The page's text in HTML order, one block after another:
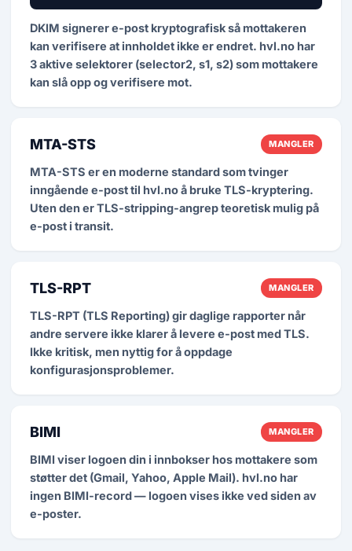
DKIM signerer e-post kryptografisk så mottakeren
kan verifisere at innholdet ikke er endret. hvl.no har
3 aktive selektorer (selector2, s1, s2) som mottakere
kan slå opp og verifisere mot.
MTA-STS MANGLER
MTA-STS er en moderne standard som tvinger
inngående e-post til hvl.no å bruke TLS-kryptering.
Uten den er TLS-stripping-angrep teoretisk mulig på
e-post i transit.
TLS-RPT MANGLER
TLS-RPT (TLS Reporting) gir daglige rapporter når
andre servere ikke klarer å levere e-post med TLS.
Ikke kritisk, men nyttig for å oppdage
konfigurasjonsproblemer.
BIMI MANGLER
BIMI viser logoen din i innbokser hos mottakere som
støtter det (Gmail, Yahoo, Apple Mail). hvl.no har
ingen BIMI-record — logoen vises ikke ved siden av
e-poster.